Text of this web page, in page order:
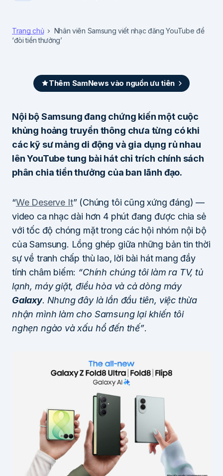
Trang chủ
Nhân viên Samsung viết nhạc đăng YouTube để
‘đòi tiền thưởng’
Thêm SamNews vào nguồn ưu tiên
Nội bộ Samsung đang chứng kiến một cuộc
khủng hoảng truyền thông chưa từng có khi
các kỹ sư mảng di động và gia dụng rủ nhau
lên YouTube tung bài hát chỉ trích chính sách
phân chia tiền thưởng của ban lãnh đạo.
“We Deserve It” (Chúng tôi cũng xứng đáng) —
video ca nhạc dài hơn 4 phút đang được chia sẻ
với tốc độ chóng mặt trong các hội nhóm nội bộ
của Samsung. Lồng ghép giữa những bản tin thời
sự về tranh chấp thù lao, lời bài hát mang đầy
tính châm biếm: “Chính chúng tôi làm ra TV, tủ
lạnh, máy giặt, điều hòa và cả dòng máy
Galaxy. Nhưng đây là lần đầu tiên, việc thừa
nhận mình làm cho Samsung lại khiến tôi
nghẹn ngào và xấu hổ đến thế”.